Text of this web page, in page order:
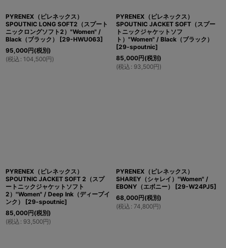
PYRENEX（ピレネックス）
SPOUTNIC LONG SOFT2（スプート
ニックロングソフト2）"Women" /
Black（ブラック）
[29-HWU063]
95,000円(税別)
(税込 : 104,500円)
PYRENEX（ピレネックス）
SPOUTNIC JACKET SOFT（スプー
トニックジャケットソフ
ト）"Women" / Black（ブラック）
[29-spoutnic]
85,000円(税別)
(税込 : 93,500円)
PYRENEX（ピレネックス）
SPOUTNIC JACKET SOFT 2（スプ
ートニックジャケットソフト
2）"Women" / Deep Ink（ディープイ
ンク）
[29-spoutnic]
85,000円(税別)
(税込 : 93,500円)
PYRENEX（ピレネックス）
SHAREY（シャレイ）"Women" /
EBONY（エボニー）
[29-W24PJ5]
68,000円(税別)
(税込 : 74,800円)